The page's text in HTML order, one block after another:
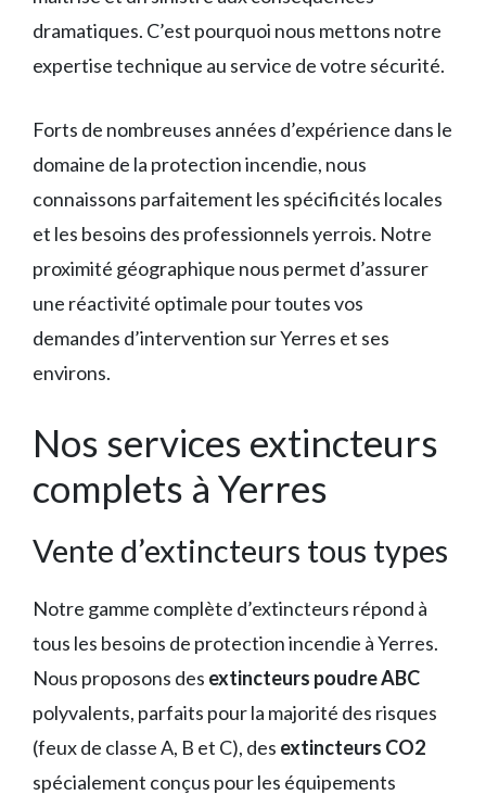
dramatiques. C’est pourquoi nous mettons notre
expertise technique au service de votre sécurité.
Forts de nombreuses années d’expérience dans le
domaine de la protection incendie, nous
connaissons parfaitement les spécificités locales
et les besoins des professionnels yerrois. Notre
proximité géographique nous permet d’assurer
une réactivité optimale pour toutes vos
demandes d’intervention sur Yerres et ses
environs.
Nos services extincteurs
complets à Yerres
Vente d’extincteurs tous types
Notre gamme complète d’extincteurs répond à
tous les besoins de protection incendie à Yerres.
Nous proposons des extincteurs poudre ABC
polyvalents, parfaits pour la majorité des risques
(feux de classe A, B et C), des extincteurs CO2
spécialement conçus pour les équipements